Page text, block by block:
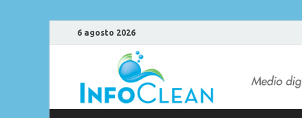
6 agosto 2026